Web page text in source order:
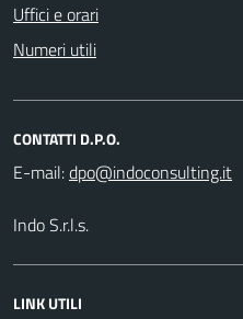
Uffici e orari
Numeri utili
CONTATTI D.P.O.
E-mail:
Indo S.r.l.s.
LINK UTILI